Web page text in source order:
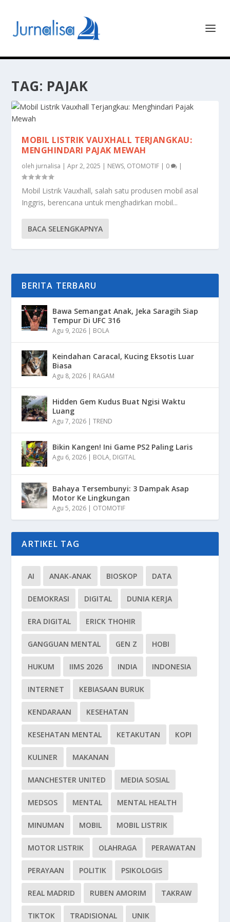
TAG: PAJAK
MOBIL LISTRIK VAUXHALL TERJANGKAU:
MENGHINDARI PAJAK MEWAH
oleh jurnalisa |Apr 2, 2025 | NEWS, OTOMOTIF | 0 |
Mobil Listrik Vauxhall, salah satu produsen mobil asal
Inggris, berencana untuk menghadirkan mobil...
BACA SELENGKAPNYA
BERITA TERBARU
Bawa Semangat Anak, Jeka Saragih Siap
Tempur Di UFC 316
Agu 9, 2026 | BOLA
Keindahan Caracal, Kucing Eksotis Luar
Biasa
Agu 8, 2026 | RAGAM
Hidden Gem Kudus Buat Ngisi Waktu
Luang
Agu 7, 2026 |TREND
Bikin Kangen! Ini Game PS2 Paling Laris
Agu 6, 2026 | BOLA, DIGITAL
Bahaya Tersembunyi: 3 Dampak Asap
Motor Ke Lingkungan
Agu 5, 2026 | OTOMOTIF
ARTIKEL TAG
AI ANAK-ANAK BIOSKOP DATA
DEMOKRASI DIGITAL DUNIA KERJA
ERA DIGITAL ERICK THOHIR
GANGGUAN MENTAL GEN Z HOBI
HUKUM IIMS 2026 INDIA INDONESIA
INTERNET KEBIASAAN BURUK
KENDARAAN KESEHATAN
KESEHATAN MENTAL KETAKUTAN KOPI
KULINER MAKANAN
MANCHESTER UNITED MEDIA SOSIAL
MEDSOS MENTAL MENTAL HEALTH
MINUMAN MOBIL MOBIL LISTRIK
MOTOR LISTRIK OLAHRAGA PERAWATAN
PERAYAAN POLITIK PSIKOLOGIS
REAL MADRID RUBEN AMORIM TAKRAW
TIKTOK TRADISIONAL UNIK